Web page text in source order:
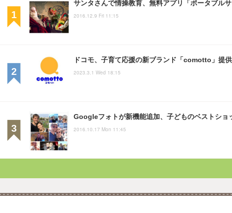
サンタさんで情操教育、無料アプリ「ポータブルサ
2016.12.9 Fri 11:15
ドコモ、子育て応援の新ブランド「comotto」提
2023.3.1 Wed 18:15
Googleフォトが新機能追加、子どものベストショ
2016.10.17 Mon 11:45